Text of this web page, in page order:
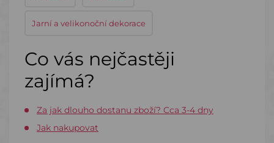
Jarní a velikonoční dekorace
Co vás nejčastěji
zajímá?
Za jak dlouho dostanu zboží? Cca 3-4 dny
Jak nakupovat